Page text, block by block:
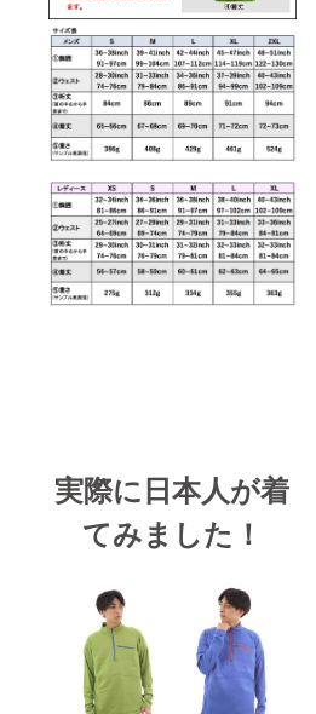
実際に日本人が着
てみました！